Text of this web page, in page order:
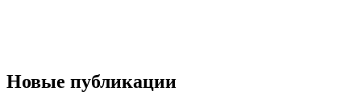
Новые публикации